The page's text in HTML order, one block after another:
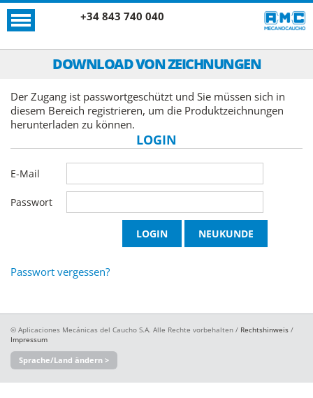
+34 843 740 040
DOWNLOAD VON ZEICHNUNGEN
Der Zugang ist passwortgeschützt und Sie müssen sich in
diesem Bereich registrieren, um die Produktzeichnungen
herunterladen zu können.
LOGIN
E-Mail
Passwort
Passwort vergessen?
© Aplicaciones Mecánicas del Caucho S.A. Alle Rechte vorbehalten / Rechtshinweis /
Impressum
Sprache/Land ändern >